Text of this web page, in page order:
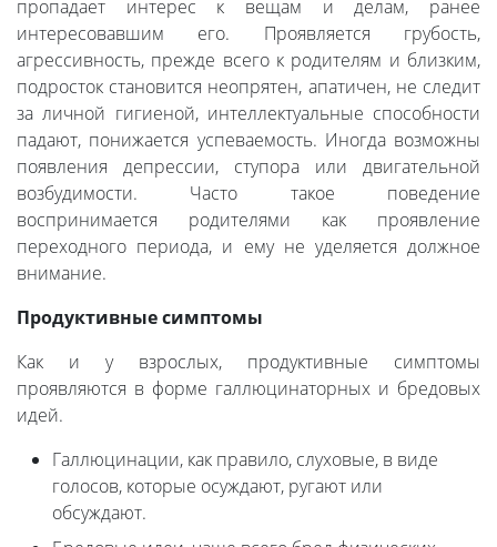
пропадает интерес к вещам и делам, ранее
интересовавшим его. Проявляется грубость,
агрессивность, прежде всего к родителям и близким,
подросток становится неопрятен, апатичен, не следит
за личной гигиеной, интеллектуальные способности
падают, понижается успеваемость. Иногда возможны
появления депрессии, ступора или двигательной
возбудимости. Часто такое поведение
воспринимается родителями как проявление
переходного периода, и ему не уделяется должное
внимание.
Продуктивные симптомы
Как и у взрослых, продуктивные симптомы
проявляются в форме галлюцинаторных и бредовых
идей.
Галлюцинации, как правило, слуховые, в виде
голосов, которые осуждают, ругают или
обсуждают.